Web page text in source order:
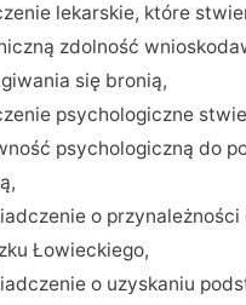
lekarskie, które
zdolność
się bronią,
psychologiczne
psychologiczną do
o przynależności
Łowieckiego,
o uzyskaniu